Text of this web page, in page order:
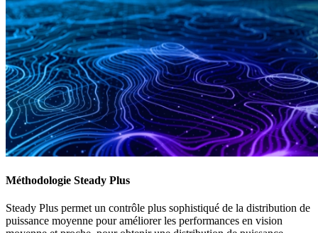
Méthodologie Steady Plus
Steady Plus permet un contrôle plus sophistiqué de la distribution de
puissance moyenne pour améliorer les performances en vision